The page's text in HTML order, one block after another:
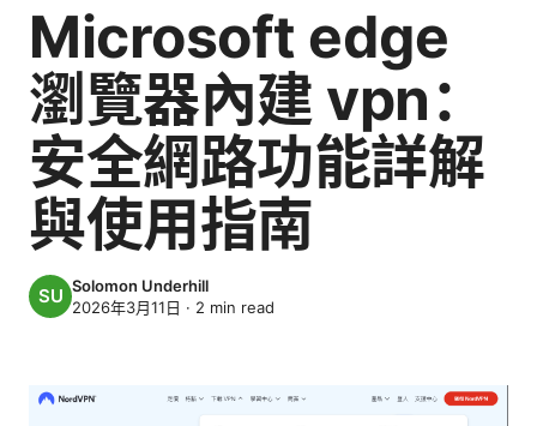
Microsoft edge
瀏覽器內建 vpn：
安全網路功能詳解
與使用指南
Solomon Underhill
2026年3月11日 · 2 min read